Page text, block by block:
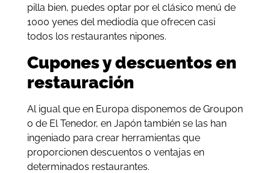
pilla bien, puedes optar por el clásico menú de
1000 yenes del mediodía que ofrecen casi
todos los restaurantes nipones.
Cupones y descuentos en
restauración
Al igual que en Europa disponemos de Groupon
o de El Tenedor, en Japón también se las han
ingeniado para crear herramientas que
proporcionen descuentos o ventajas en
determinados restaurantes.